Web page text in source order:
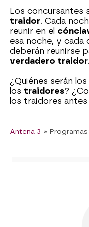
Los concursantes
traidor. Cada
reunir en el
esa noche, y cada
deberán reunirse
verdadero traidor.
¿Quiénes serán los
los traidores?
los traidores antes
Antena 3 » Programas